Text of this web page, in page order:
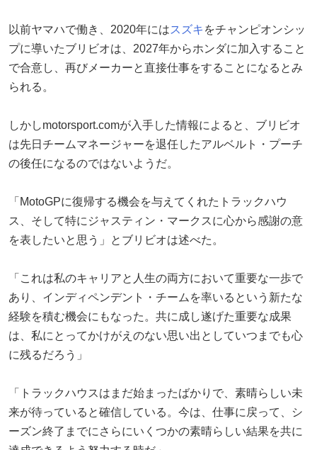
以前ヤマハで働き、2020年にはスズキ をチャンピオンシッ
プに導いたブリビオは、2027年からホンダに加入すること
で合意し、再びメーカーと直接仕事をすることになるとみ
られる。
しかしmotorsport.comが入手した情報によると、ブリビオ
は先日チームマネージャーを退任したアルベルト・プーチ
の後任になるのではないようだ。
「MotoGPに復帰する機会を与えてくれたトラックハウ
ス、そして特にジャスティン・マークスに心から感謝の意
を表したいと思う」とブリビオは述べた。
「これは私のキャリアと人生の両方において重要な一歩で
あり、インディペンデント・チームを率いるという新たな
経験を積む機会にもなった。共に成し遂げた重要な成果
は、私にとってかけがえのない思い出としていつまでも心
に残るだろう」
「トラックハウスはまだ始まったばかりで、素晴らしい未
来が待っていると確信している。今は、仕事に戻って、シ
ーズン終了までにさらにいくつかの素晴らしい結果を共に